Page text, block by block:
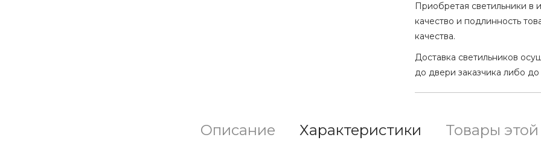
Приобретая светильники в
качество и подлинность
качества.
Доставка светильников
до двери заказчика либо
Описание Характеристики Товары